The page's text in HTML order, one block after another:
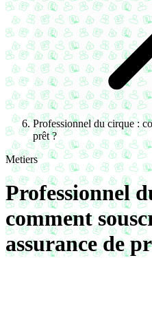
Professionnel du cirque :
prêt ?
Metiers
Professionnel
comment
assurance de